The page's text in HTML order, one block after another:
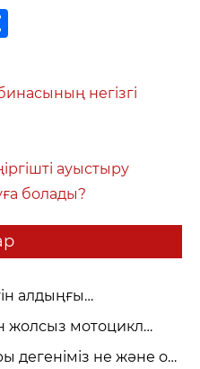
негізгі
ауыстыру
болады?
алдыңғы
ішкі саяхатты
жолсыз мотоцикл
дегеніміз не және ол